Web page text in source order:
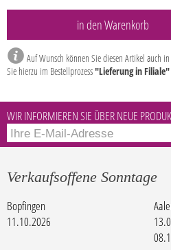
Auf Wunsch können Sie diesen Artikel auch
Sie hierzu im Bestellprozess"Lieferung in Filiale"
WIR INFORMIEREN SIE ÜBER NEUE
Verkaufsoffene Sonntage
Bopfingen
11.10.2026